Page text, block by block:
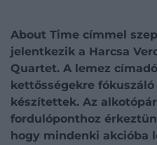
About Time címmel
jelentkezik a Harcsa
Quartet. A lemez
kettősségekre
készítettek. Az
fordulóponthoz
hogy mindenki akcióba